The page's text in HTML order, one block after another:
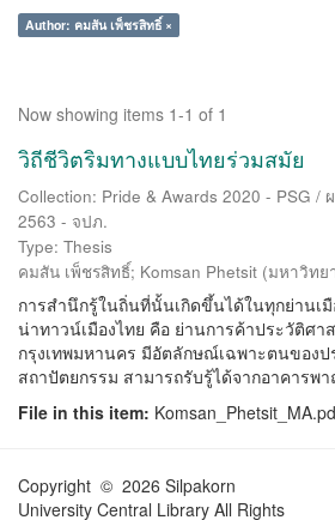
Author: คมสัน เพ็ชรสิทธิ์ ×
Now showing items 1-1 of 1
วิถีชีวิตริมทางแบบไทยร่วมสมัย
Collection: Pride & Awards 2020 - PSG /
2563 - จปภ.
Type: Thesis
คมสัน เพ็ชรสิทธิ์; Komsan Phetsit (มหาวิทย
การสำนึกรู้ในถิ่นที่นั้นเกิดขึ้นได้ในทุกย่านเมื
น่าทาวน์เมืองไทย คือ ย่านการค้าประวัติศ
กรุงเทพมหานคร มีอัตลักษณ์เฉพาะตนของป
สถาปัตยกรรม สามารถรับรู้ได้จากอาคารพ
File in this item:
Copyright © 2026 Silpakorn
University Central Library All Rights